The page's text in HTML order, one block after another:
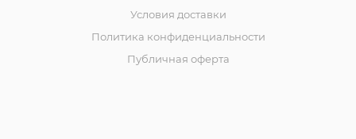
Условия доставки
Политика конфиденциальности
Публичная оферта